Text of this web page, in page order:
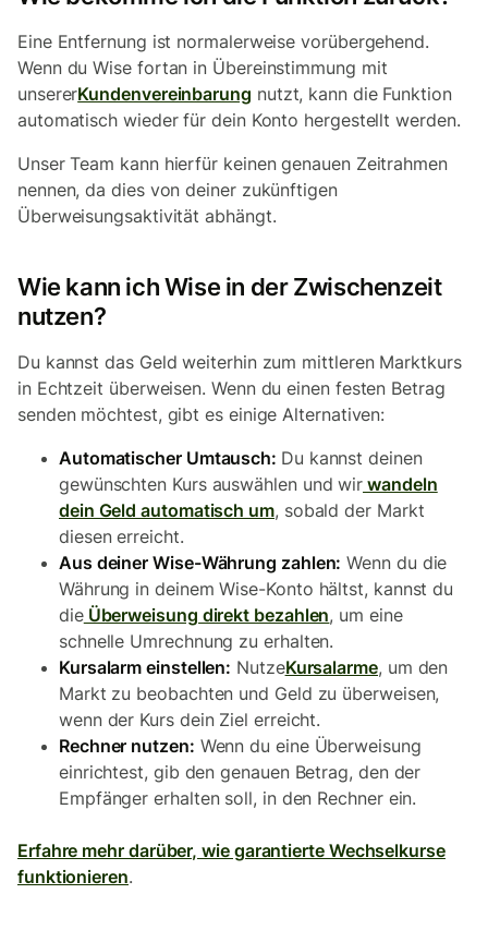
Eine Entfernung ist normalerweise vorübergehend.
Wenn du Wise fortan in Übereinstimmung mit
unsererKundenvereinbarung nutzt, kann die Funktion
automatisch wieder für dein Konto hergestellt werden.
Unser Team kann hierfür keinen genauen Zeitrahmen
nennen, da dies von deiner zukünftigen
Überweisungsaktivität abhängt.
Wie kann ich Wise in der Zwischenzeit
nutzen?
Du kannst das Geld weiterhin zum mittleren Marktkurs
in Echtzeit überweisen. Wenn du einen festen Betrag
senden möchtest, gibt es einige Alternativen:
Automatischer Umtausch: Du kannst deinen
gewünschten Kurs auswählen und wir wandeln
dein Geld automatisch um, sobald der Markt
diesen erreicht.
Aus deiner Wise-Währung zahlen: Wenn du die
Währung in deinem Wise-Konto hältst, kannst du
dieÜberweisung direkt bezahlen, um eine
schnelle Umrechnung zu erhalten.
Kursalarm einstellen: NutzeKursalarme, um den
Markt zu beobachten und Geld zu überweisen,
wenn der Kurs dein Ziel erreicht.
Rechner nutzen: Wenn du eine Überweisung
einrichtest, gib den genauen Betrag, den der
Empfänger erhalten soll, in den Rechner ein.
Erfahre mehr darüber, wie garantierte Wechselkurse
funktionieren.